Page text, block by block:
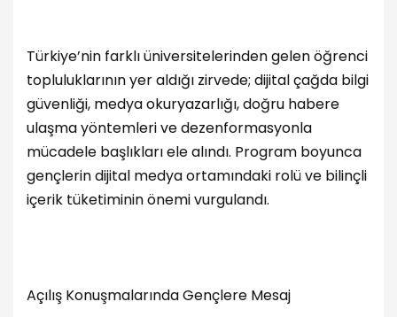
Türkiye’nin farklı üniversitelerinden gelen öğrenci
topluluklarının yer aldığı zirvede; dijital çağda bilgi
güvenliği, medya okuryazarlığı, doğru habere
ulaşma yöntemleri ve dezenformasyonla
mücadele başlıkları ele alındı. Program boyunca
gençlerin dijital medya ortamındaki rolü ve bilinçli
içerik tüketiminin önemi vurgulandı.
Açılış Konuşmalarında Gençlere Mesaj